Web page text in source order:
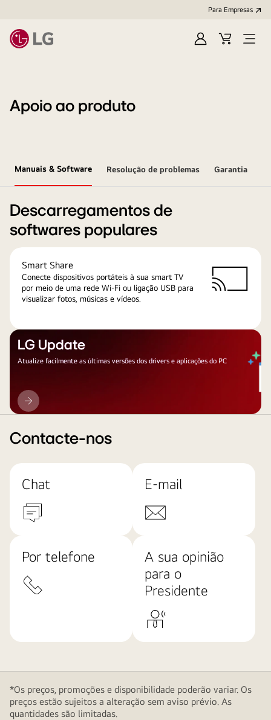
Para Empresas
IniciarCart
Open
Apoio ao produto
Manuais & Software Resolução de problemas Garantia
Descarregamentos de
softwares populares
Smart Share
Conecte dispositivos portáteis à sua smart TV
por meio de uma rede Wi-Fi ou ligação USB para
visualizar fotos, músicas e vídeos.
LG Update
Atualize facilmente as últimas versões dos drivers e aplicações do PC
LG
Update
Contacte-nos
Chat E-mail
Por telefone
A sua opinião
para o
Presidente
*Os preços, promoções e disponibilidade poderão variar. Os
preços estão sujeitos a alteração sem aviso prévio. As
quantidades são limitadas.